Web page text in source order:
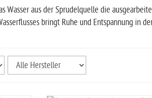
Wasser aus der Sprudelquelle die
bringt Ruhe und Entspannung in